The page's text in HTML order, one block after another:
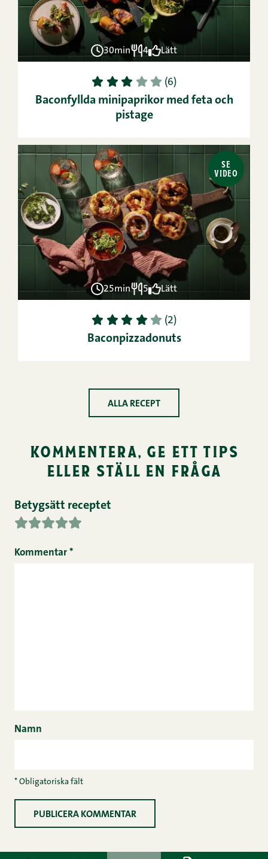
30min 4 Lätt
1 2 3 4 5 (6)
Baconfyllda minipaprikor med feta och
pistage
SE
VIDEO
25min 5 Lätt
1 2 3 4 5 (2)
Baconpizzadonuts
ALLA RECEPT
kommentera, ge ett tips
eller ställ en fråga
Betygsätt receptet
Kommentar *
Namn
* Obligatoriska fält